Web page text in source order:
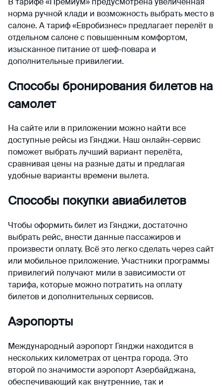
норма ручной клади и возможность выбрать место в
салоне. А тариф «Евробизнес» предлагает перелёт в
отдельном салоне с повышенным комфортом,
изысканное питание от шеф-повара и
дополнительные привилегии.
Способы бронирования билетов на
самолет
На сайте или в приложении можно найти все
доступные рейсы из Гянджи. Наш онлайн-сервис
поможет выбрать лучший вариант перелёта,
сравнивая цены на разные даты и предлагая
удобные варианты времени вылета.
Способы покупки авиабилетов
Чтобы оформить билет из Гянджи, достаточно
выбрать рейс, внести данные пассажиров и
произвести оплату. Всё это легко сделать через сайт
или мобильное приложение. Участники программы
привилегий получают мили в зависимости от
тарифа, которые можно потратить на оплату
билетов и дополнительных сервисов.
Аэропорты
Международный аэропорт Гянджи находится в
нескольких километрах от центра города. Это
второй по значимости аэропорт Азербайджана,
обеспечивающий как внутренние, так и